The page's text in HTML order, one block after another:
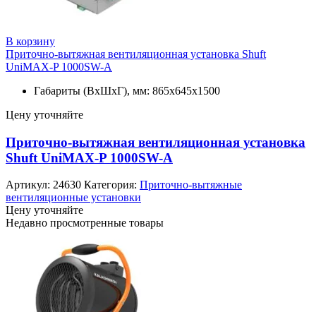
В корзину
Приточно-вытяжная вентиляционная установка Shuft
UniMAX-P 1000SW-A
Габариты (ВхШхГ), мм: 865x645x1500
Цену уточняйте
Приточно-вытяжная вентиляционная установка
Shuft UniMAX-P 1000SW-A
Артикул: 24630 Категория: Приточно-вытяжные
вентиляционные установки
Цену уточняйте
Недавно просмотренные товары